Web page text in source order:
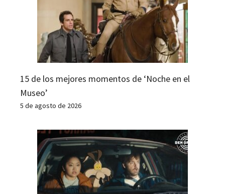
15 de los mejores momentos de ‘Noche en el
Museo’
5 de agosto de 2026